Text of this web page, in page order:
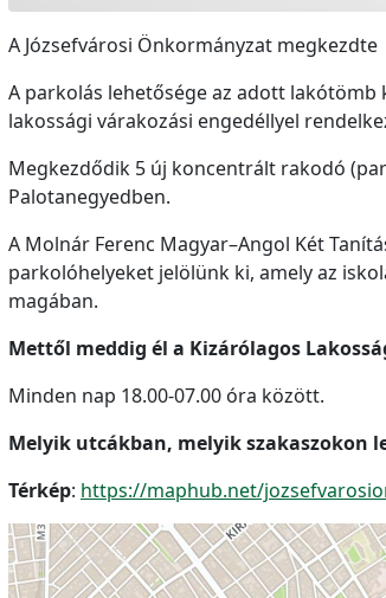
A Józsefvárosi Önkormányzat
A parkolás lehetősége az adott lakótömb
lakossági várakozási engedéllyel
Megkezdődik 5 új koncentrált rakodó
Palotanegyedben.
A Molnár Ferenc Magyar–Angol Két
parkolóhelyeket jelölünk ki, amely az
magában.
Mettől meddig él a Kizárólagos
Minden nap 18.00-07.00 óra között.
Melyik utcákban, melyik szakaszokon
Térkép: https://maphub.net/